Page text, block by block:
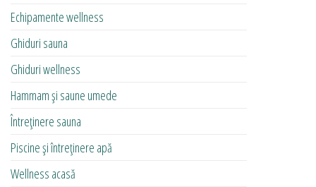
Echipamente wellness
Ghiduri sauna
Ghiduri wellness
Hammam și saune umede
Întreținere sauna
Piscine și întreținere apă
Wellness acasă